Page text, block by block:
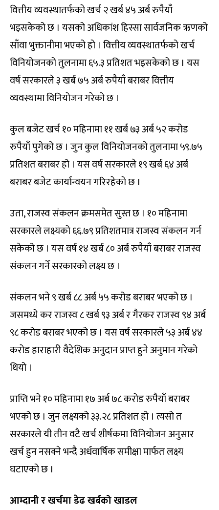
वित्तीय व्यवस्थातर्फको खर्च २ खर्ब ४५ अर्ब रुपैयाँ
भइसकेको छ । यसको अधिकांश हिस्सा सार्वजनिक ऋणको
साँवा भुक्तानीमा भएको हो । वित्तीय व्यवस्थातर्फको खर्च
विनियोजनको तुलनामा ६५.३ प्रतिशत भइसकेको छ । यस
वर्ष सरकारले ३ खर्ब ७५ अर्ब रुपैयाँ बराबर वित्तीय
व्यवस्थामा विनियोजन गरेको छ ।
कुल बजेट खर्च १० महिनामा ११ खर्ब ७३ अर्ब ५२ करोड
रुपैयाँ पुगेको छ । जुन कुल विनियोजनको तुलनामा ५९.७५
प्रतिशत बराबर हो । यस वर्ष सरकारले १९ खर्ब ६४ अर्ब
बराबर बजेट कार्यान्वयन गरिरहेको छ ।
उता, राजस्व संकलन क्रमसमेत सुस्त छ । १० महिनामा
सरकारले लक्ष्यको ६६.७९ प्रतिशतमात्र राजस्व संकलन गर्न
सकेको छ । यस वर्ष १४ खर्ब ८० अर्ब रुपैयाँ बराबर राजस्व
संकलन गर्ने सरकारको लक्ष्य छ ।
संकलन भने ९ खर्ब ८८ अर्ब ५५ करोड बराबर भएको छ ।
जसमध्ये कर राजस्व ८ खर्ब ९३ अर्ब र गैरकर राजस्व ९४ अर्ब
९८ करोड बराबर भएको छ । यस वर्ष सरकारले ५३ अर्ब ४४
करोड हाराहारी वैदेशिक अनुदान प्राप्त हुने अनुमान गरेको
थियो ।
प्राप्ति भने १० महिनामा १७ अर्ब ७८ करोड रुपैयाँ बराबर
भएको छ । जुन लक्ष्यको ३३.२८ प्रतिशत हो । त्यसो त
सरकारले यी तीन वटै खर्च शीर्षकमा विनियोजन अनुसार
खर्च हुन नसक्ने भन्दै अर्धवार्षिक समीक्षा मार्फत लक्ष्य
घटाएको छ ।
आम्दानी र खर्चमा डेढ खर्बको खाडल